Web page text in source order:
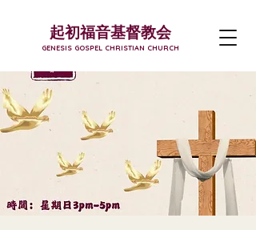
起初福音基督教会
GENESIS GOSPEL CHRISTIAN CHURCH